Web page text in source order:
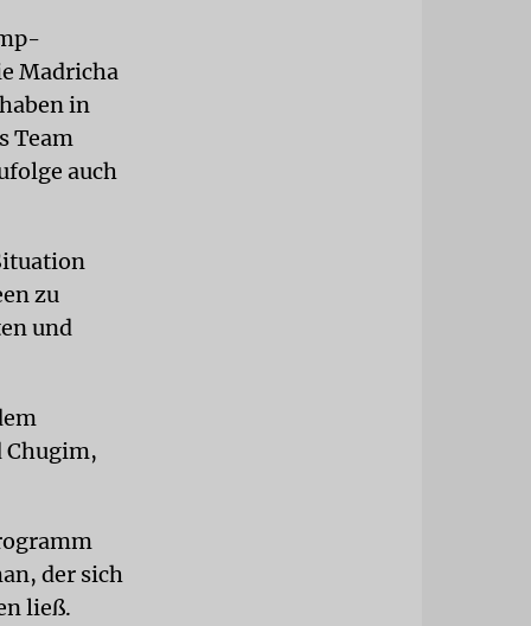
Madricha
in
Team
auch
zu
und
Chugim,
der sich
ließ.